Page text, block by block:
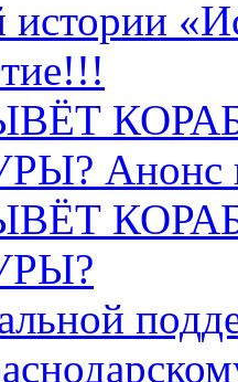
истории
Анонс